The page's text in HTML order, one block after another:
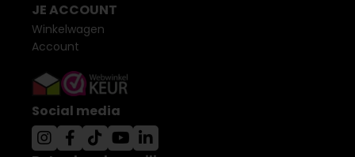
JE ACCOUNT
Winkelwagen
Account
Social media